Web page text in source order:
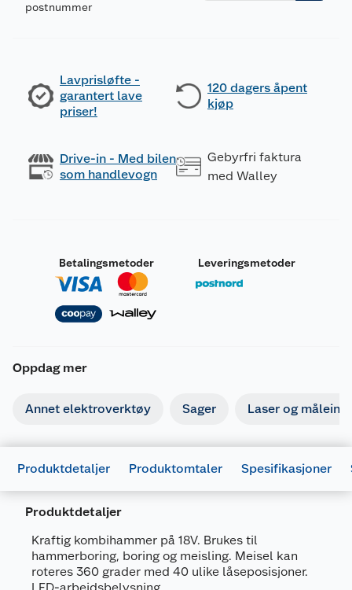
postnummer
Lavprisløfte -
garantert lave
priser!
120 dagers åpent
kjøp
Drive-in - Med bilen
som handlevogn
Gebyrfri faktura
med Walley
Betalingsmetoder Leveringsmetoder
Oppdag mer
Annet elektroverktøy Sager Laser og
Produktdetaljer Produktomtaler Spesifikasjoner
Produktdetaljer
Kraftig kombihammer på 18V. Brukes til
hammerboring, boring og meisling. Meisel kan
roteres 360 grader med 40 ulike låseposisjoner.
Generelt